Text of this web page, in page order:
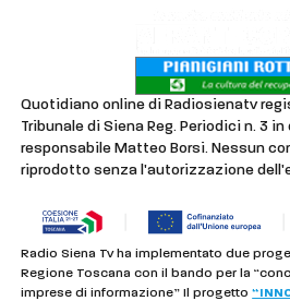
Quotidiano online di Radiosienatv
Tribunale di Siena Reg. Periodici n. 3
responsabile Matteo Borsi. Nessun
riprodotto senza l'autorizzazione
Radio Siena Tv ha implementato due
Regione Toscana con il bando per la
imprese di informazione” Il progetto